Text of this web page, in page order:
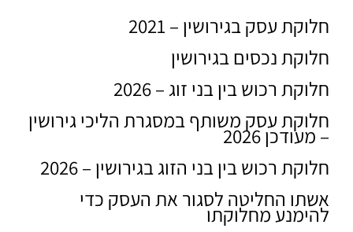
חלוקת עסק בגירושין – 2021
חלוקת נכסים בגירושין
חלוקת רכוש בין בני זוג – 2026
חלוקת עסק משותף במסגרת הליכי גירושין
– מעודכן 2026
חלוקת רכוש בין בני הזוג בגירושין – 2026
אשתו החליטה לסגור את העסק כדי
להימנע מחלוקתו